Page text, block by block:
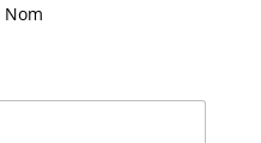
Nom